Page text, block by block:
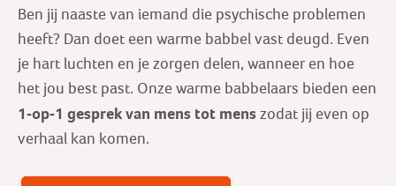
Ben jij naaste van iemand die psychische problemen
heeft? Dan doet een warme babbel vast deugd. Even
je hart luchten en je zorgen delen, wanneer en hoe
het jou best past. Onze warme babbelaars bieden een
1-op-1 gesprek van mens tot mens zodat jij even op
verhaal kan komen.